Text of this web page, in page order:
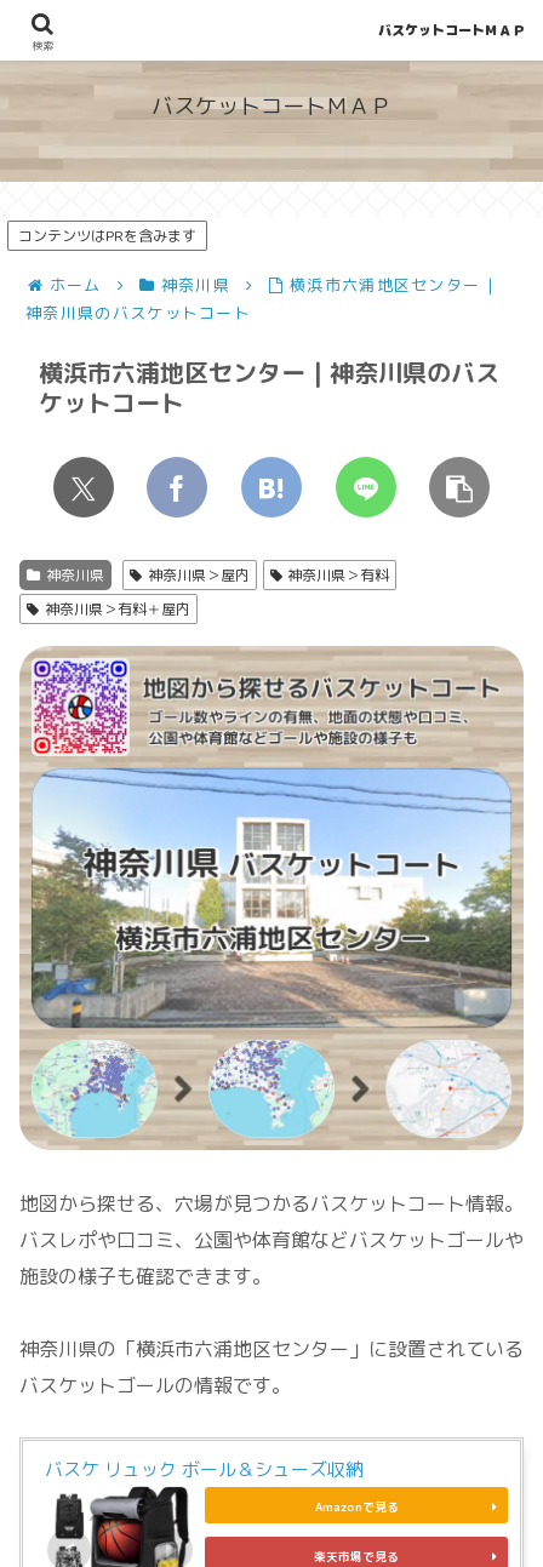
地図から探せる！穴場が見つかるバスケットコート情報
バスケットコートＭＡＰ
コンテンツはPRを含みます
ホーム 神奈川県
横浜市六浦地区センター |
神奈川県のバスケットコート
横浜市六浦地区センター | 神奈川県のバス
ケットコート
神奈川県 神奈川県＞屋内
神奈川県＞有料
神奈川県＞有料＋屋内
地図から探せる、穴場が見つかるバスケットコート情報。
バスレポや口コミ、公園や体育館などバスケットゴールや
施設の様子も確認できます。
神奈川県の「横浜市六浦地区センター」に設置されている
バスケットゴールの情報です。
バスケ リュック ボール＆シューズ収納
Amazonで見る
楽天市場で見る
検索
バスケットコートＭＡＰ